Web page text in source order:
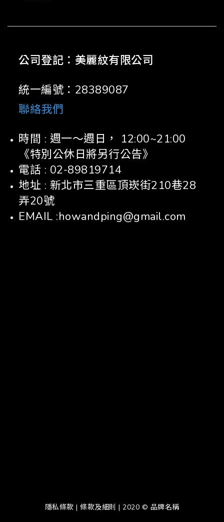
公司登記：美麗紋有限公司
統一編號：28389087
聯絡我們
時間 : 週一～週日， 12:00~21:00
《特別公休日將另行公告》
電話 : 02-89819714
地址 : 新北市三重區頂崁街210巷28
弄20號
EMAIL :howandping@gmail.com
隱私條款 | 條款及細則 | 2020 © 品牌名稱